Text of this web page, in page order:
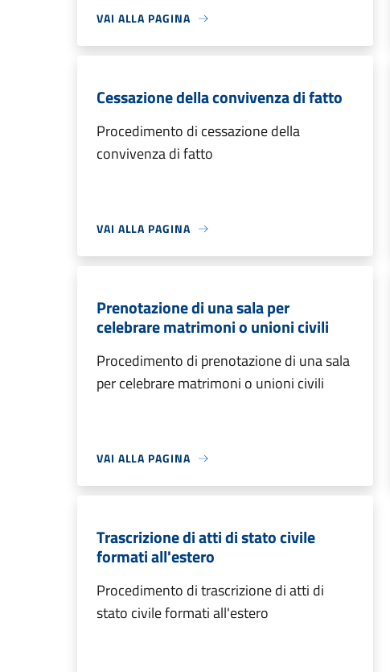
VAI ALLA PAGINA
Cessazione della convivenza di fatto
Procedimento di cessazione della
convivenza di fatto
VAI ALLA PAGINA
Prenotazione di una sala per
celebrare matrimoni o unioni civili
Procedimento di prenotazione di una sala
per celebrare matrimoni o unioni civili
VAI ALLA PAGINA
Trascrizione di atti di stato civile
formati all'estero
Procedimento di trascrizione di atti di
stato civile formati all'estero